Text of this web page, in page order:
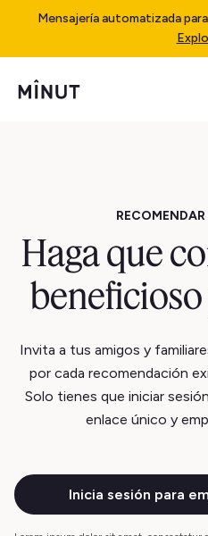
Mensajería automatizada
Haga que
Invita a tus amigos y
por cada recomendación
Solo tienes que iniciar
enlace único y
Inicia sesión para